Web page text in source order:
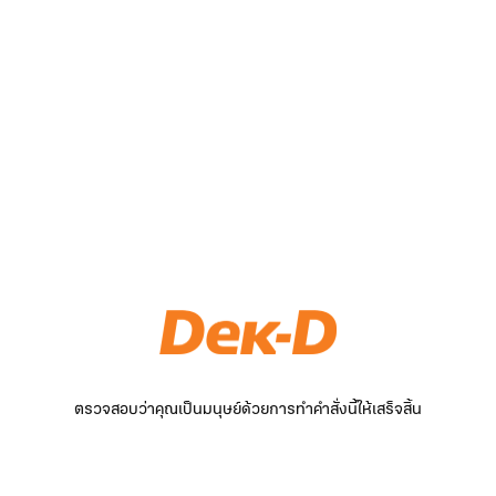
ตรวจสอบว่าคุณเป็นมนุษย์ด้วยการทำคำสั่งนี้ให้เสร็จสิ้น